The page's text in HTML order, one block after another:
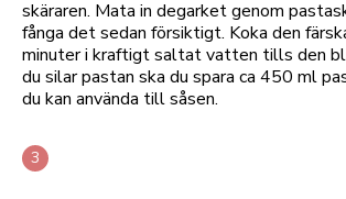
skäraren. Mata in degarket genom
fånga det sedan försiktigt. Koka den
minuter i kraftigt saltat vatten tills den
du silar pastan ska du spara ca 450 ml
du kan använda till såsen.